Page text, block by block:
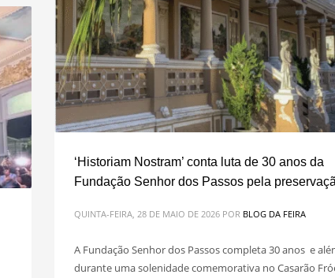
‘Historiam Nostram’ conta luta de 30 anos da
Fundação Senhor dos Passos pela
QUINTA-FEIRA, 28 DE MAIO DE 2026 POR BLOG DA FEIRA
A Fundação Senhor dos Passos completa 30 anos e
durante uma solenidade comemorativa no Casarão